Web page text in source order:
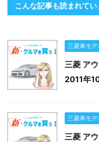
こんな記事も読まれてい
三菱車モ
三菱 ア
2011年
三菱車モ
三菱 ア